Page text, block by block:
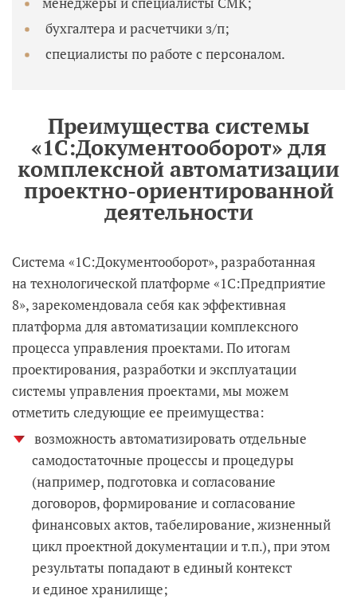
бухгалтера и расчетчики з/п;
специалисты по работе с персоналом.
Преимущества системы
«1С:Документооборот» для
комплексной автоматизации
проектно-ориентированной
деятельности
Система «1С:Документооборот», разработанная
на технологической платформе «1С:Предприятие
8», зарекомендовала себя как эффективная
платформа для автоматизации комплексного
процесса управления проектами. По итогам
проектирования, разработки и эксплуатации
системы управления проектами, мы можем
отметить следующие ее преимущества:
возможность автоматизировать отдельные
самодостаточные процессы и процедуры
(например, подготовка и согласование
договоров, формирование и согласование
финансовых актов, табелирование, жизненный
цикл проектной документации и т.п.), при этом
результаты попадают в единый контекст
и единое хранилище;